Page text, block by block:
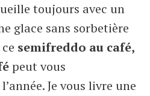
toujours avec un
glace sans sorbetière
semifreddo au café,
peut vous
Je vous livre une